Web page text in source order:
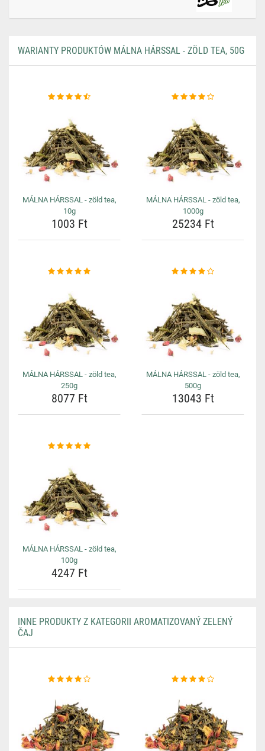
WARIANTY PRODUKTÓW MÁLNA HÁRSSAL - ZÖLD TEA, 50G
MÁLNA HÁRSSAL - zöld tea,
10g
1003 Ft
MÁLNA HÁRSSAL - zöld tea,
1000g
25234 Ft
MÁLNA HÁRSSAL - zöld tea,
250g
8077 Ft
MÁLNA HÁRSSAL - zöld tea,
500g
13043 Ft
MÁLNA HÁRSSAL - zöld tea,
100g
4247 Ft
INNE PRODUKTY Z KATEGORII AROMATIZOVANÝ ZELENÝ
ČAJ